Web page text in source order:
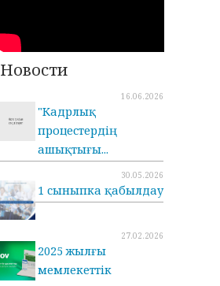
Новости
16.06.2026
"Кадрлық
процестердің
ашықтығы...
30.05.2026
1 сыныпка қабылдау
27.02.2026
2025 жылғы
мемлекеттік